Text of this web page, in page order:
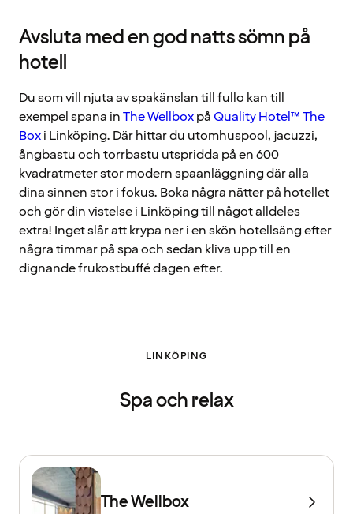
Avsluta med en god natts sömn på
hotell
Du som vill njuta av spakänslan till fullo kan till
exempel spana inThe Wellboxpå Quality Hotel™ The
Boxi Linköping. Där hittar du utomhuspool, jacuzzi,
ångbastu och torrbastu utspridda på en 600
kvadratmeter stor modern spaanläggning där alla
dina sinnen stor i fokus. Boka några nätter på hotellet
och gör din vistelse i Linköping till något alldeles
extra! Inget slår att krypa ner i en skön hotellsäng efter
några timmar på spa och sedan kliva upp till en
dignande frukostbuffé dagen efter.
LINKÖPING
Spa och relax
The Wellbox